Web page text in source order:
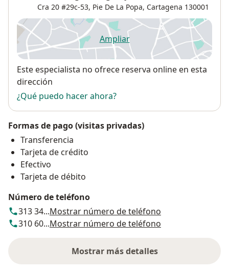
Cra 20 #29c-53, Pie De La Popa, Cartagena 130001
Ampliarse abre en una nueva
Disponibilidad
Este especialista no ofrece reserva online en esta
dirección
¿Qué puedo hacer ahora?
Formas de pago (visitas privadas)
Transferencia
Tarjeta de crédito
Efectivo
Tarjeta de débito
Número de teléfono
313 34...Mostrar número de teléfono
310 60...Mostrar número de teléfono
Mostrar más detalles
sobre la dirección